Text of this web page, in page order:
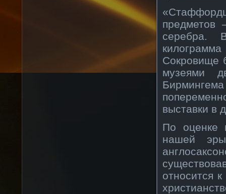
предметов
серебра.
Сокровище
музеями
выставки в
По оценке
нашей эры
относится